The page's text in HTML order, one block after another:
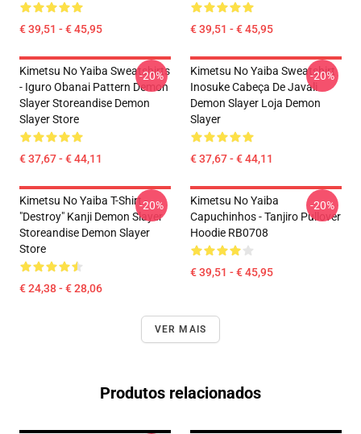
€ 39,51 - € 45,95 € 39,51 - € 45,95
Kimetsu No Yaiba Sweatshirts
- Iguro Obanai Pattern Demon
Slayer Storeandise Demon
Slayer Store
€ 37,67 - € 44,11
-20%
Kimetsu No Yaiba Sweatshirt
Inosuke Cabeça De Javali
Demon Slayer Loja Demon
Slayer
€ 37,67 - € 44,11
-20%
Kimetsu No Yaiba T-Shirt -
"Destroy" Kanji Demon Slayer
Storeandise Demon Slayer
Store
€ 24,38 - € 28,06
-20%
Kimetsu No Yaiba
Capuchinhos - Tanjiro Pullover
Hoodie RB0708
€ 39,51 - € 45,95
-20%
VER MAIS
Produtos relacionados